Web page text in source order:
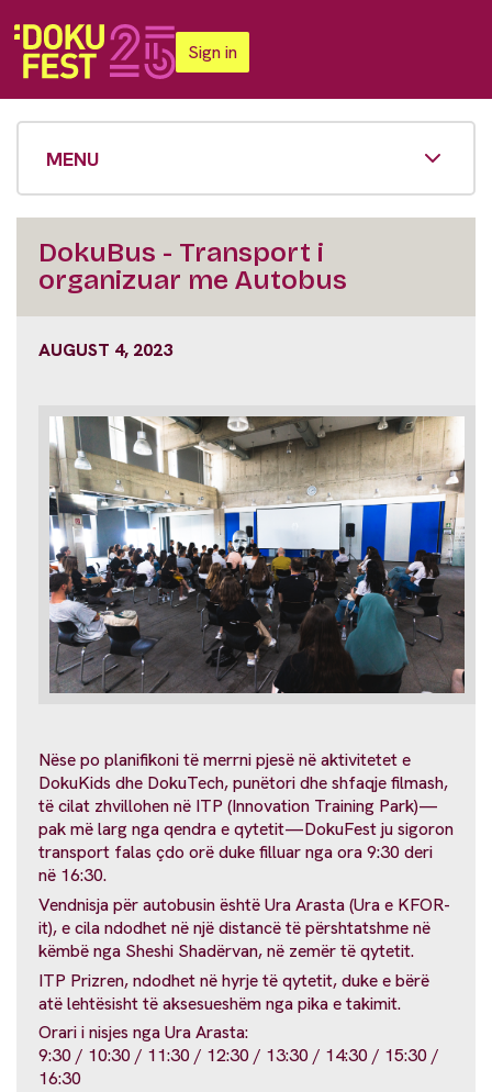
Sign in
MENU
DokuBus - Transport i
organizuar me Autobus
AUGUST 4, 2023
Nëse po planifikoni të merrni pjesë në aktivitetet e
DokuKids dhe DokuTech, punëtori dhe shfaqje filmash,
të cilat zhvillohen në ITP (Innovation Training Park)—
pak më larg nga qendra e qytetit—DokuFest ju sigoron
transport falas çdo orë duke filluar nga ora 9:30 deri
në 16:30.
Vendnisja për autobusin është Ura Arasta (Ura e KFOR-
it), e cila ndodhet në një distancë të përshtatshme në
këmbë nga Sheshi Shadërvan, në zemër të qytetit.
ITP Prizren, ndodhet në hyrje të qytetit, duke e bërë
atë lehtësisht të aksesueshëm nga pika e takimit.
Orari i nisjes nga Ura Arasta:
9:30 / 10:30 / 11:30 / 12:30 / 13:30 / 14:30 / 15:30 /
16:30